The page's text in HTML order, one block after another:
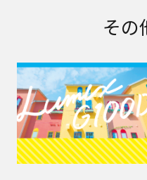
その